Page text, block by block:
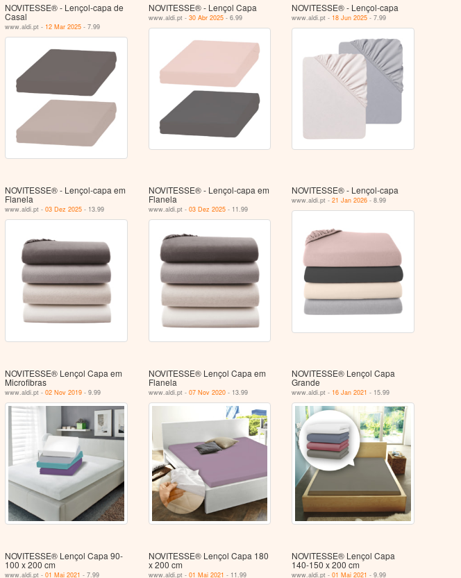
NOVITESSE® - Lençol-capa de
Casal
www.aldi.pt - 12 Mar 2025- 7.99
NOVITESSE® - Lençol Capa
www.aldi.pt - 30 Abr 2025- 6.99
NOVITESSE® - Lençol-capa
www.aldi.pt - 18 Jun 2025 - 7.99
NOVITESSE® - Lençol-capa em
Flanela
www.aldi.pt - 03 Dez 2025- 13.99
NOVITESSE® - Lençol-capa em
Flanela
www.aldi.pt - 03 Dez 2025- 11.99
NOVITESSE® - Lençol-capa
www.aldi.pt -21 Jan 2026 - 8.99
NOVITESSE® Lençol Capa em
Microfibras
www.aldi.pt - 02 Nov 2019- 9.99
NOVITESSE® Lençol Capa em
Flanela
www.aldi.pt - 07 Nov 2020- 13.99
NOVITESSE® Lençol Capa
Grande
www.aldi.pt - 16 Jan 2021 - 15.99
NOVITESSE® Lençol Capa 90-
100 x 200 cm
www.aldi.pt - 01 Mai 2021 - 7.99
NOVITESSE® Lençol Capa 180
x 200 cm
www.aldi.pt - 01 Mai 2021 - 11.99
NOVITESSE® Lençol Capa
140-150 x 200 cm
www.aldi.pt -01 Mai 2021 - 9.99